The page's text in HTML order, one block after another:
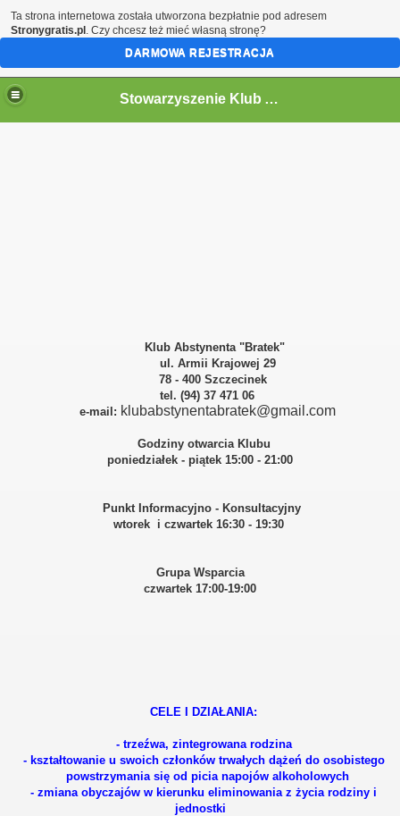
Stowarzyszenie Klub Abstynenta "Bratek" w Szczecinku
Klub Abstynenta "Bratek"
ul. Armii Krajowej 29
78 - 400 Szczecinek
tel. (94) 37 471 06
e-mail: klubabstynentabratek@gmail.com
Godziny otwarcia Klubu
poniedziałek - piątek 15:00 - 21:00
Punkt Informacyjno - Konsultacyjny
wtorek i czwartek 16:30 - 19:30
Grupa Wsparcia
czwartek 17:00-19:00
CELE I DZIAŁANIA:
- trzeźwa, zintegrowana rodzina
- kształtowanie u swoich członków trwałych dążeń do osobistego
powstrzymania się od picia napojów alkoholowych
- zmiana obyczajów w kierunku eliminowania z życia rodziny i
jednostki
Ta strona internetowa została utworzona bezpłatnie pod adresem
Stronygratis.pl . Czy chcesz też mieć własną stronę?
DARMOWA REJESTRACJA